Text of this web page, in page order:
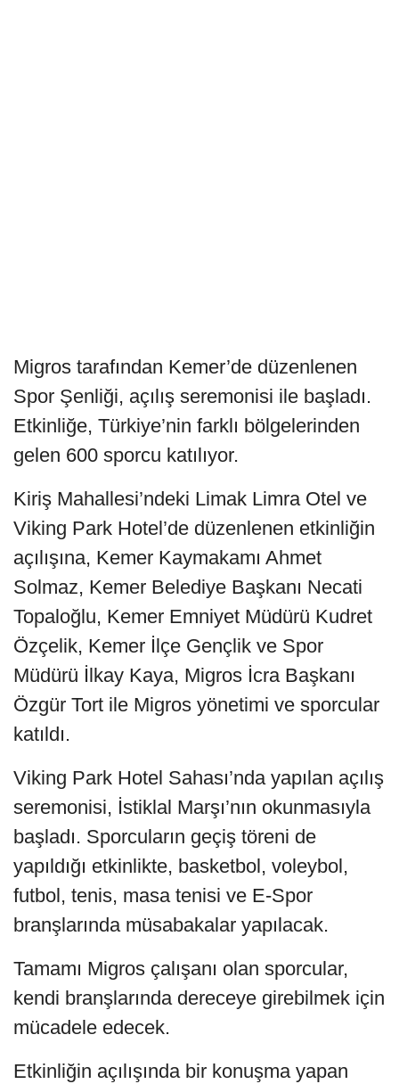
Migros tarafından Kemer’de düzenlenen
Spor Şenliği, açılış seremonisi ile başladı.
Etkinliğe, Türkiye’nin farklı bölgelerinden
gelen 600 sporcu katılıyor.
Kiriş Mahallesi’ndeki Limak Limra Otel ve
Viking Park Hotel’de düzenlenen etkinliğin
açılışına, Kemer Kaymakamı Ahmet
Solmaz, Kemer Belediye Başkanı Necati
Topaloğlu, Kemer Emniyet Müdürü Kudret
Özçelik, Kemer İlçe Gençlik ve Spor
Müdürü İlkay Kaya, Migros İcra Başkanı
Özgür Tort ile Migros yönetimi ve sporcular
katıldı.
Viking Park Hotel Sahası’nda yapılan açılış
seremonisi, İstiklal Marşı’nın okunmasıyla
başladı. Sporcuların geçiş töreni de
yapıldığı etkinlikte, basketbol, voleybol,
futbol, tenis, masa tenisi ve E-Spor
branşlarında müsabakalar yapılacak.
Tamamı Migros çalışanı olan sporcular,
kendi branşlarında dereceye girebilmek için
mücadele edecek.
Etkinliğin açılışında bir konuşma yapan